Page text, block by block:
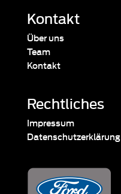
Kontakt
Über uns
Team
Kontakt
Rechtliches
Impressum
Datenschutzerklärung